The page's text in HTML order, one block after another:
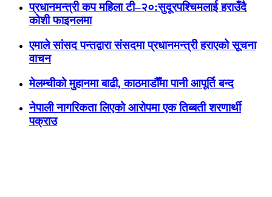
प्रधानमन्त्री कप महिला टी–२०:सुदूरपश्चिमलाई हराउँदै
कोशी फाइनलमा
एमाले सांसद पन्तद्वारा संसदमा प्रधानमन्त्री हराएको सूचना
वाचन
मेलम्चीको मुहानमा बाढी, काठमाडौँमा पानी आपूर्ति बन्द
नेपाली नागरिकता लिएको आरोपमा एक तिब्बती शरणार्थी
पक्राउ